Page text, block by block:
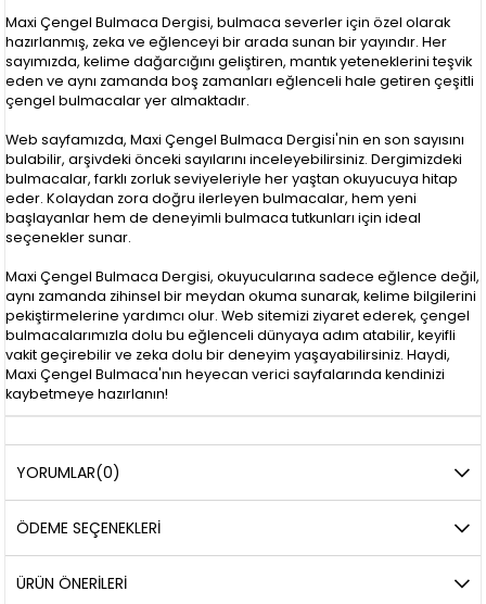
Maxi Çengel Bulmaca Dergisi, bulmaca severler için özel olarak
hazırlanmış, zeka ve eğlenceyi bir arada sunan bir yayındır. Her
sayımızda, kelime dağarcığını geliştiren, mantık yeteneklerini teşvik
eden ve aynı zamanda boş zamanları eğlenceli hale getiren çeşitli
çengel bulmacalar yer almaktadır.
Web sayfamızda, Maxi Çengel Bulmaca Dergisi'nin en son sayısını
bulabilir, arşivdeki önceki sayılarını inceleyebilirsiniz. Dergimizdeki
bulmacalar, farklı zorluk seviyeleriyle her yaştan okuyucuya hitap
eder. Kolaydan zora doğru ilerleyen bulmacalar, hem yeni
başlayanlar hem de deneyimli bulmaca tutkunları için ideal
seçenekler sunar.
Maxi Çengel Bulmaca Dergisi, okuyucularına sadece eğlence değil,
aynı zamanda zihinsel bir meydan okuma sunarak, kelime bilgilerini
pekiştirmelerine yardımcı olur. Web sitemizi ziyaret ederek, çengel
bulmacalarımızla dolu bu eğlenceli dünyaya adım atabilir, keyifli
vakit geçirebilir ve zeka dolu bir deneyim yaşayabilirsiniz. Haydi,
Maxi Çengel Bulmaca'nın heyecan verici sayfalarında kendinizi
kaybetmeye hazırlanın!
YORUMLAR(0)
ÖDEME SEÇENEKLERI
ÜRÜN ÖNERILERI